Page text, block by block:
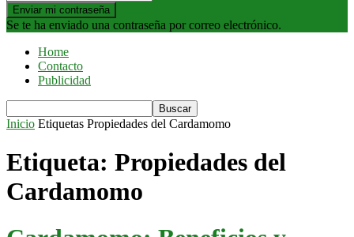
Se te ha enviado una contraseña por correo electrónico.
Home
Contacto
Publicidad
Inicio Etiquetas Propiedades del Cardamomo
Etiqueta: Propiedades del
Cardamomo